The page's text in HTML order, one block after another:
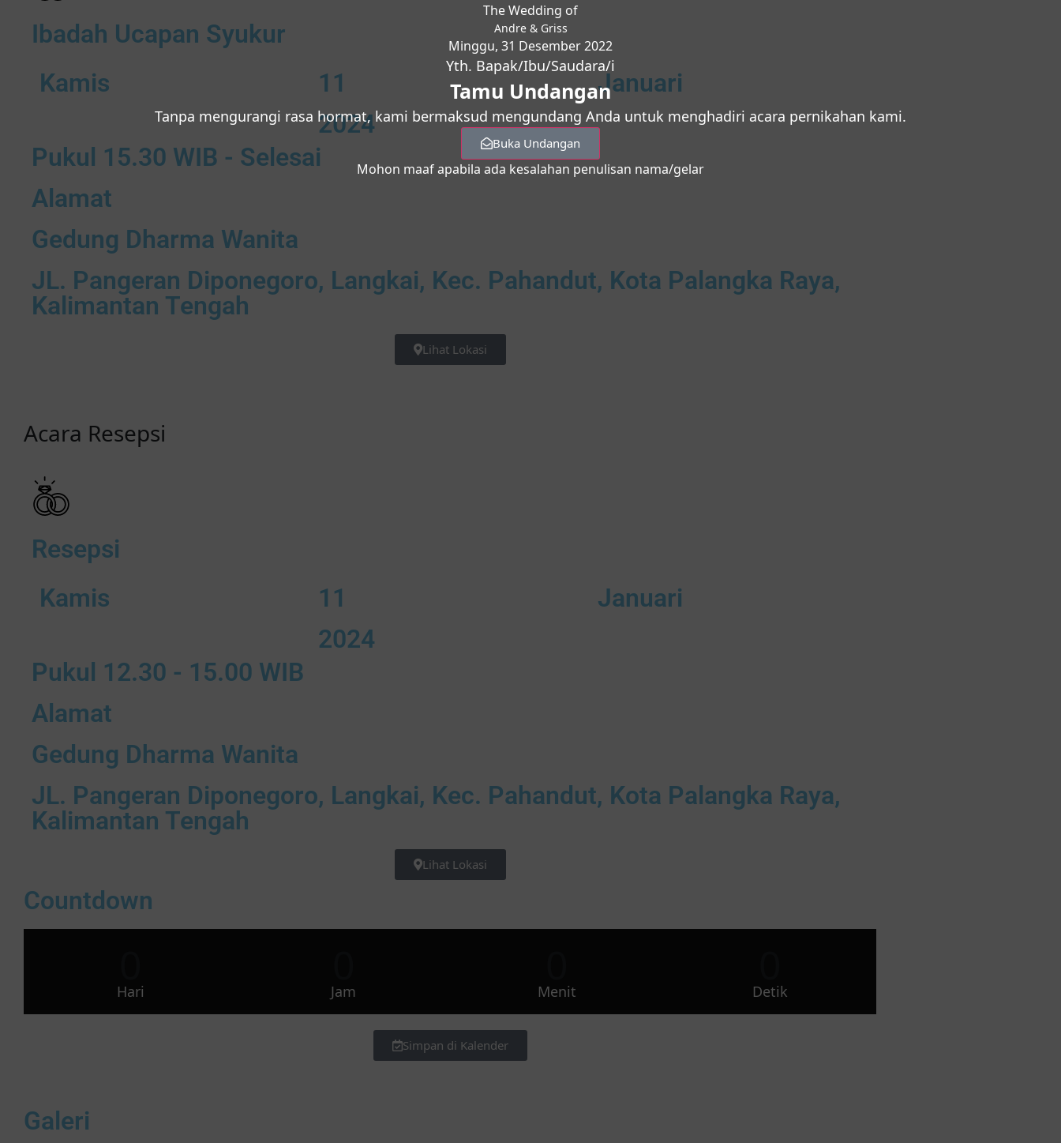
Ibadah Ucapan Syukur
Kamis
11
2024
Januari
Pukul 15.30 WIB - Selesai
Alamat
Gedung Dharma Wanita
JL. Pangeran Diponegoro, Langkai, Kec. Pahandut, Kota Palangka Raya,
Kalimantan Tengah
Lihat Lokasi
Acara Resepsi
Resepsi
Kamis
11
2024
Januari
Pukul 12.30 - 15.00 WIB
Alamat
Gedung Dharma Wanita
JL. Pangeran Diponegoro, Langkai, Kec. Pahandut, Kota Palangka Raya,
Kalimantan Tengah
Lihat Lokasi
Countdown
Hari Jam Menit Detik
Simpan di Kalender
Galeri
The Wedding of
Andre & Griss
Minggu, 31 Desember 2022
Yth. Bapak/Ibu/Saudara/i
Tamu Undangan
Tanpa mengurangi rasa hormat, kami bermaksud mengundang Anda untuk menghadiri acara pernikahan kami.
Buka Undangan
Mohon maaf apabila ada kesalahan penulisan nama/gelar